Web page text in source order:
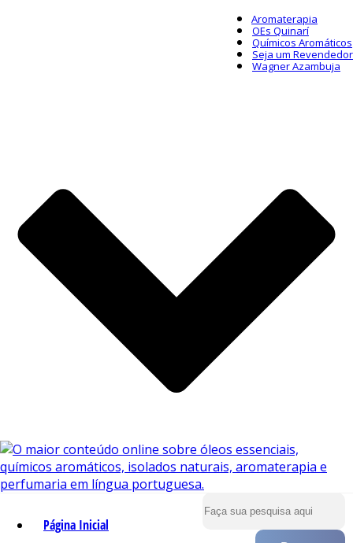
Aromaterapia
OEs Quinarí
Químicos Aromáticos
Seja um Revendedor
Wagner Azambuja
Página Inicial